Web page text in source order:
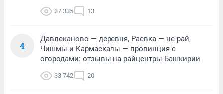
37 335 13
4
Давлеканово — деревня, Раевка — не рай,
Чишмы и Кармаскалы — провинция с
огородами: отзывы на райцентры Башкирии
33 742 20